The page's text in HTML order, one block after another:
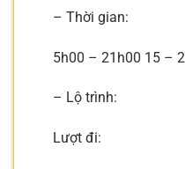
– Thời gian:
5h00 – 21h00 15 –
– Lộ trình:
Lượt đi: